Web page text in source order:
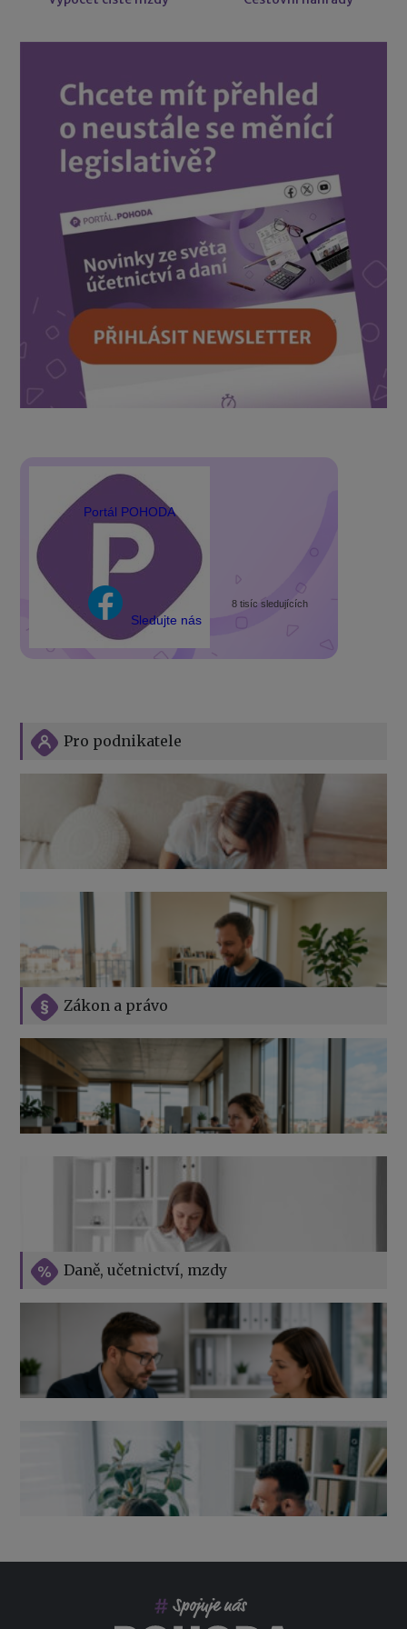
Portál POHODA
Sledujte nás
8 tisíc sledujících
Daně, učetnictví, mzdy
Zákon a právo
Vše o překážkách v práci na straně zaměstnavatele
Výpověď ze zdravotních důvodů 2026 – průvodce pro
zaměstnavatele
Pro podnikatele
Jak na podnikání při rodičovské dovolené
Přehledy pro OSSZ a zdravotní pojišťovny – jak na ně
v roce 2026